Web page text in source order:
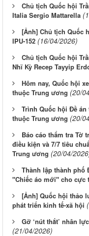
Chủ tịch Quốc hội
Italia Sergio Mattarella
[Ảnh] Chủ tịch Quốc
IPU-152 (16/04/2026)
Chủ tịch Quốc hội
Nhĩ Kỳ Recep Tayyip
Hôm nay, Quốc hội
thuộc Trung ương (20/
Trình Quốc hội Đề
thuộc Trung ương (20/
Báo cáo thẩm tra Tờ
điều kiện và 7/7 tiêu
Trung ương (20/04/
Thành lập thành
"Chiếc áo mới" cho
[Ảnh] Quốc hội thảo
phát triển kinh tế-xã hội
Gỡ ‘nút thắt’ nhân
(21/04/2026)